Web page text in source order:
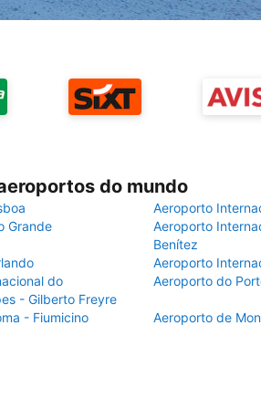
do mundo
Aeroporto
Grande
Aeroporto
Benítez
Aeroporto
do
- Gilberto Freyre
Aeroporto do
- Fiumicino Aeroporto de